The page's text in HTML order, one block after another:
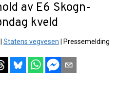
av E6 Skogn-
kveld
Statens vegvesen Pressemelding